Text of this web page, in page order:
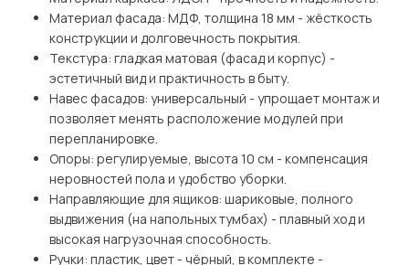
Материал фасада: МДФ, толщина 18 мм - жёсткость
конструкции и долговечность покрытия.
Текстура: гладкая матовая (фасад и корпус) -
эстетичный вид и практичность в быту.
Навес фасадов: универсальный - упрощает монтаж и
позволяет менять расположение модулей при
перепланировке.
Опоры: регулируемые, высота 10 см - компенсация
неровностей пола и удобство уборки.
Направляющие для ящиков: шариковые, полного
выдвижения (на напольных тумбах) - плавный ход и
высокая нагрузочная способность.
Ручки: пластик, цвет - чёрный, в комплекте -